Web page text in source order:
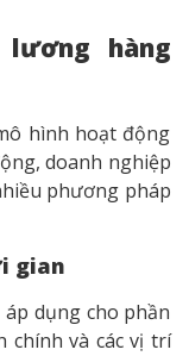
hàng
hình hoạt động
doanh nghiệp
phương pháp
gian
dụng cho phần
chính và các vị trí